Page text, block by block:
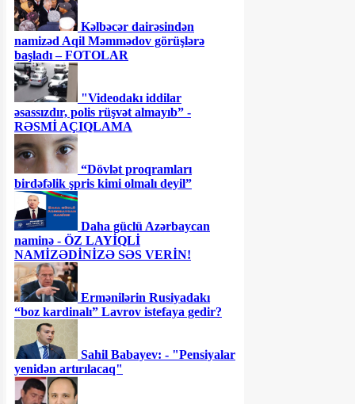
Kəlbəcər dairəsindən
namizəd Aqil Məmmədov görüşlərə
başladı – FOTOLAR
"Videodakı iddilar
əsassızdır, polis rüşvət almayıb” -
RƏSMİ AÇIQLAMA
“Dövlət proqramları
birdəfəlik şpris kimi olmalı deyil”
Daha güclü Azərbaycan
naminə - ÖZ LAYİQLİ
NAMİZƏDİNİZƏ SƏS VERİN!
Ermənilərin Rusiyadakı
“boz kardinalı” Lavrov istefaya gedir?
Sahil Babayev: - "Pensiyalar
yenidən artırılacaq"